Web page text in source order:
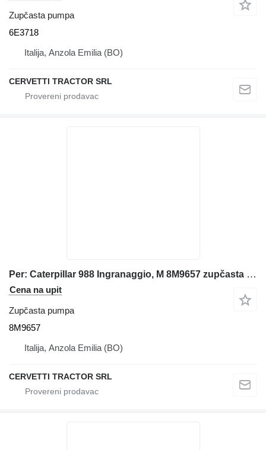
Zupčasta pumpa
6E3718
Italija, Anzola Emilia (BO)
CERVETTI TRACTOR SRL
Per: Caterpillar 988 Ingranaggio, M 8M9657 zupčasta pumpa za Caterpillar 988 prednjeg utovarivača
Cena na upit
Zupčasta pumpa
8M9657
Italija, Anzola Emilia (BO)
CERVETTI TRACTOR SRL